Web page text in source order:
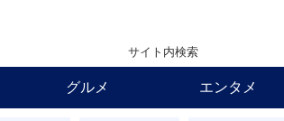
サイト内検索
グルメ エンタメ